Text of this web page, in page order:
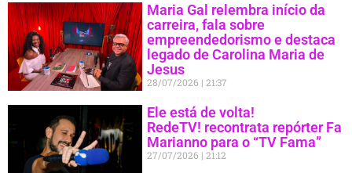
Maria Gal relembra início da
carreira, fala sobre
empreendedorismo e destaca
legado de Carolina Maria de
Jesus
28/07/2026 21:37
Ele está de volta!
RedeTV! recontrata repórter Fa
Marianno para o “TV Fama”
27/07/2026 21:12